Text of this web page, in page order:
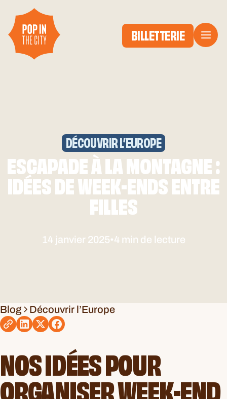
BILLETTERIE
DÉCOUVRIR L’EUROPE
ESCAPADE À LA MONTAGNE :
IDÉES DE WEEK-ENDS ENTRE
FILLES
14 janvier 2025•4 min de lecture
Blog Découvrir l’Europe
NOS IDÉES POUR
ORGANISER WEEK-END